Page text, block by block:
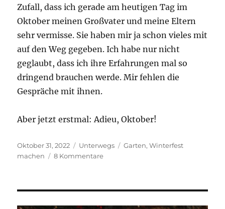
Zufall, dass ich gerade am heutigen Tag im
Oktober meinen Großvater und meine Eltern
sehr vermisse. Sie haben mir ja schon vieles mit
auf den Weg gegeben. Ich habe nur nicht
geglaubt, dass ich ihre Erfahrungen mal so
dringend brauchen werde. Mir fehlen die
Gespräche mit ihnen.
Aber jetzt erstmal: Adieu, Oktober!
Veröffentlicht
am
Oktober 31, 2022 Kategorien
Unterwegs Schlagwörter
Garten,Winterfest
machen
8 Kommentarezu